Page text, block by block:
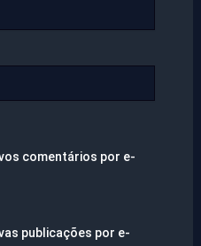
comentários por e-
publicações por e-